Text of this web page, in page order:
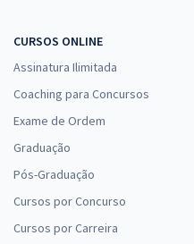
CURSOS ONLINE
Assinatura Ilimitada
Coaching para Concursos
Exame de Ordem
Graduação
Pós-Graduação
Cursos por Concurso
Cursos por Carreira